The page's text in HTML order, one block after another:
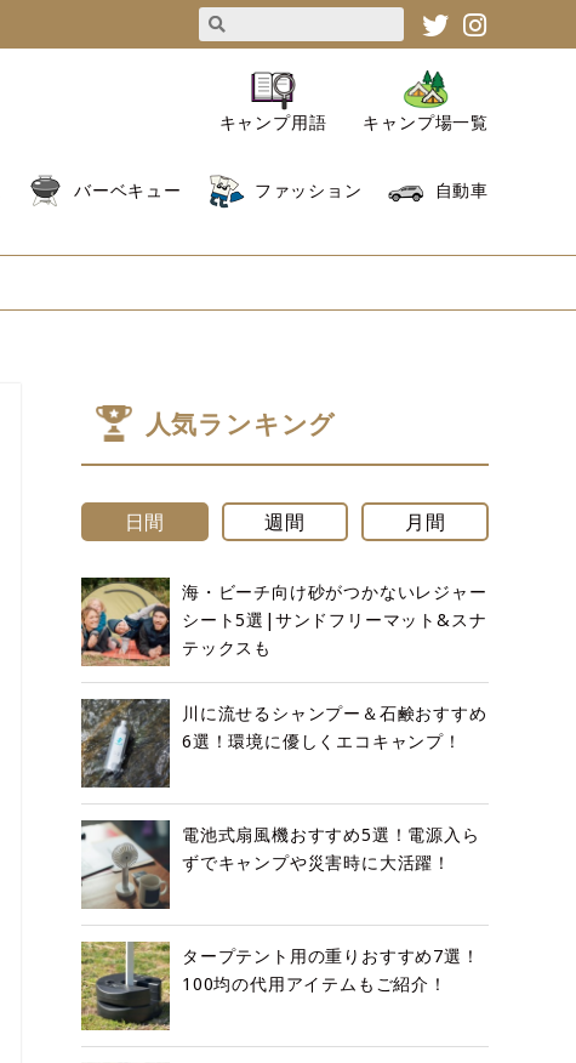
キャンプ用語 キャンプ場一覧
バーベキュー ファッション 自動車
人気ランキング
日間 週間 月間
海・ビーチ向け砂がつかないレジャー
シート5選|サンドフリーマット&スナ
テックスも
川に流せるシャンプー＆石鹸おすすめ
6選！環境に優しくエコキャンプ！
電池式扇風機おすすめ5選！電源入ら
ずでキャンプや災害時に大活躍！
タープテント用の重りおすすめ7選！
100均の代用アイテムもご紹介！